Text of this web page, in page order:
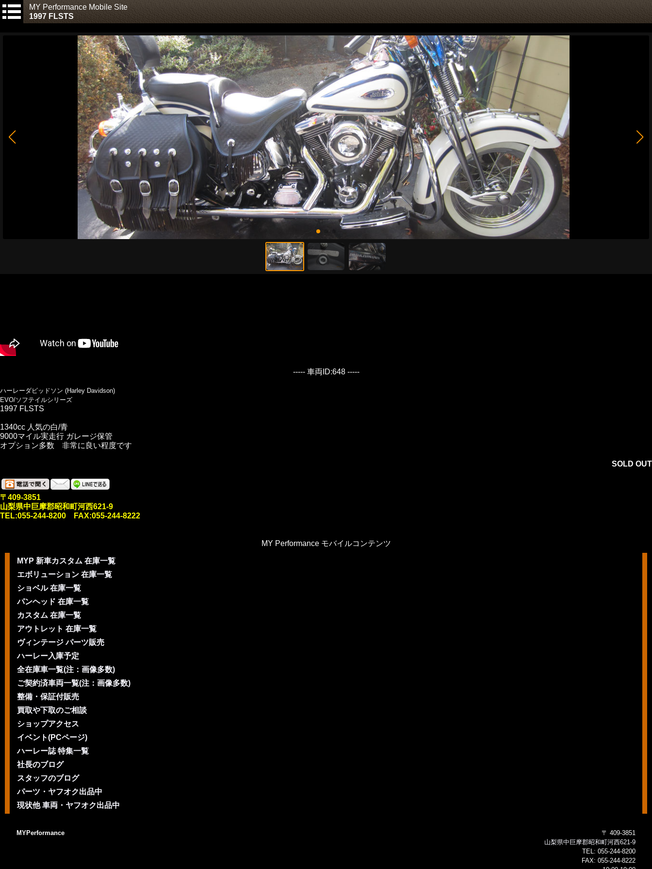
MY Performance Mobile Site
1997 FLSTS
----- 車両ID:648 -----
ハーレーダビッドソン (Harley Davidson)
EVO/ソフテイルシリーズ
1997 FLSTS
1340cc 人気の白/青
9000マイル実走行 ガレージ保管
オプション多数 非常に良い程度です
SOLD OUT
〒409-3851
山梨県中巨摩郡昭和町河西621-9
TEL:055-244-8200 FAX:055-244-8222
MY Performance モバイルコンテンツ
MYP 新車カスタム 在庫一覧
エボリューション 在庫一覧
ショベル 在庫一覧
パンヘッド 在庫一覧
カスタム 在庫一覧
アウトレット 在庫一覧
ヴィンテージ パーツ販売
ハーレー入庫予定
全在庫車一覧(注：画像多数)
ご契約済車両一覧(注：画像多数)
整備・保証付販売
買取や下取のご相談
ショップアクセス
イベント(PCページ)
ハーレー誌 特集一覧
社長のブログ
スタッフのブログ
パーツ・ヤフオク出品中
現状他 車両・ヤフオク出品中
MYPerformance
〒 409-3851
山梨県中巨摩郡昭和町河西621-9
TEL: 055-244-8200
FAX: 055-244-8222